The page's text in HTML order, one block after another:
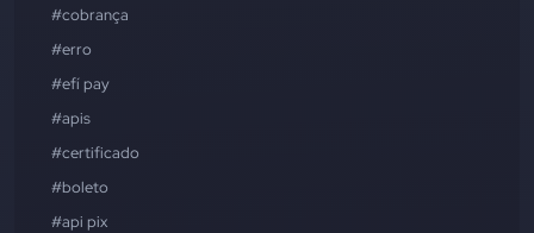
#cobrança
#erro
#efí pay
#apis
#certificado
#boleto
#api pix